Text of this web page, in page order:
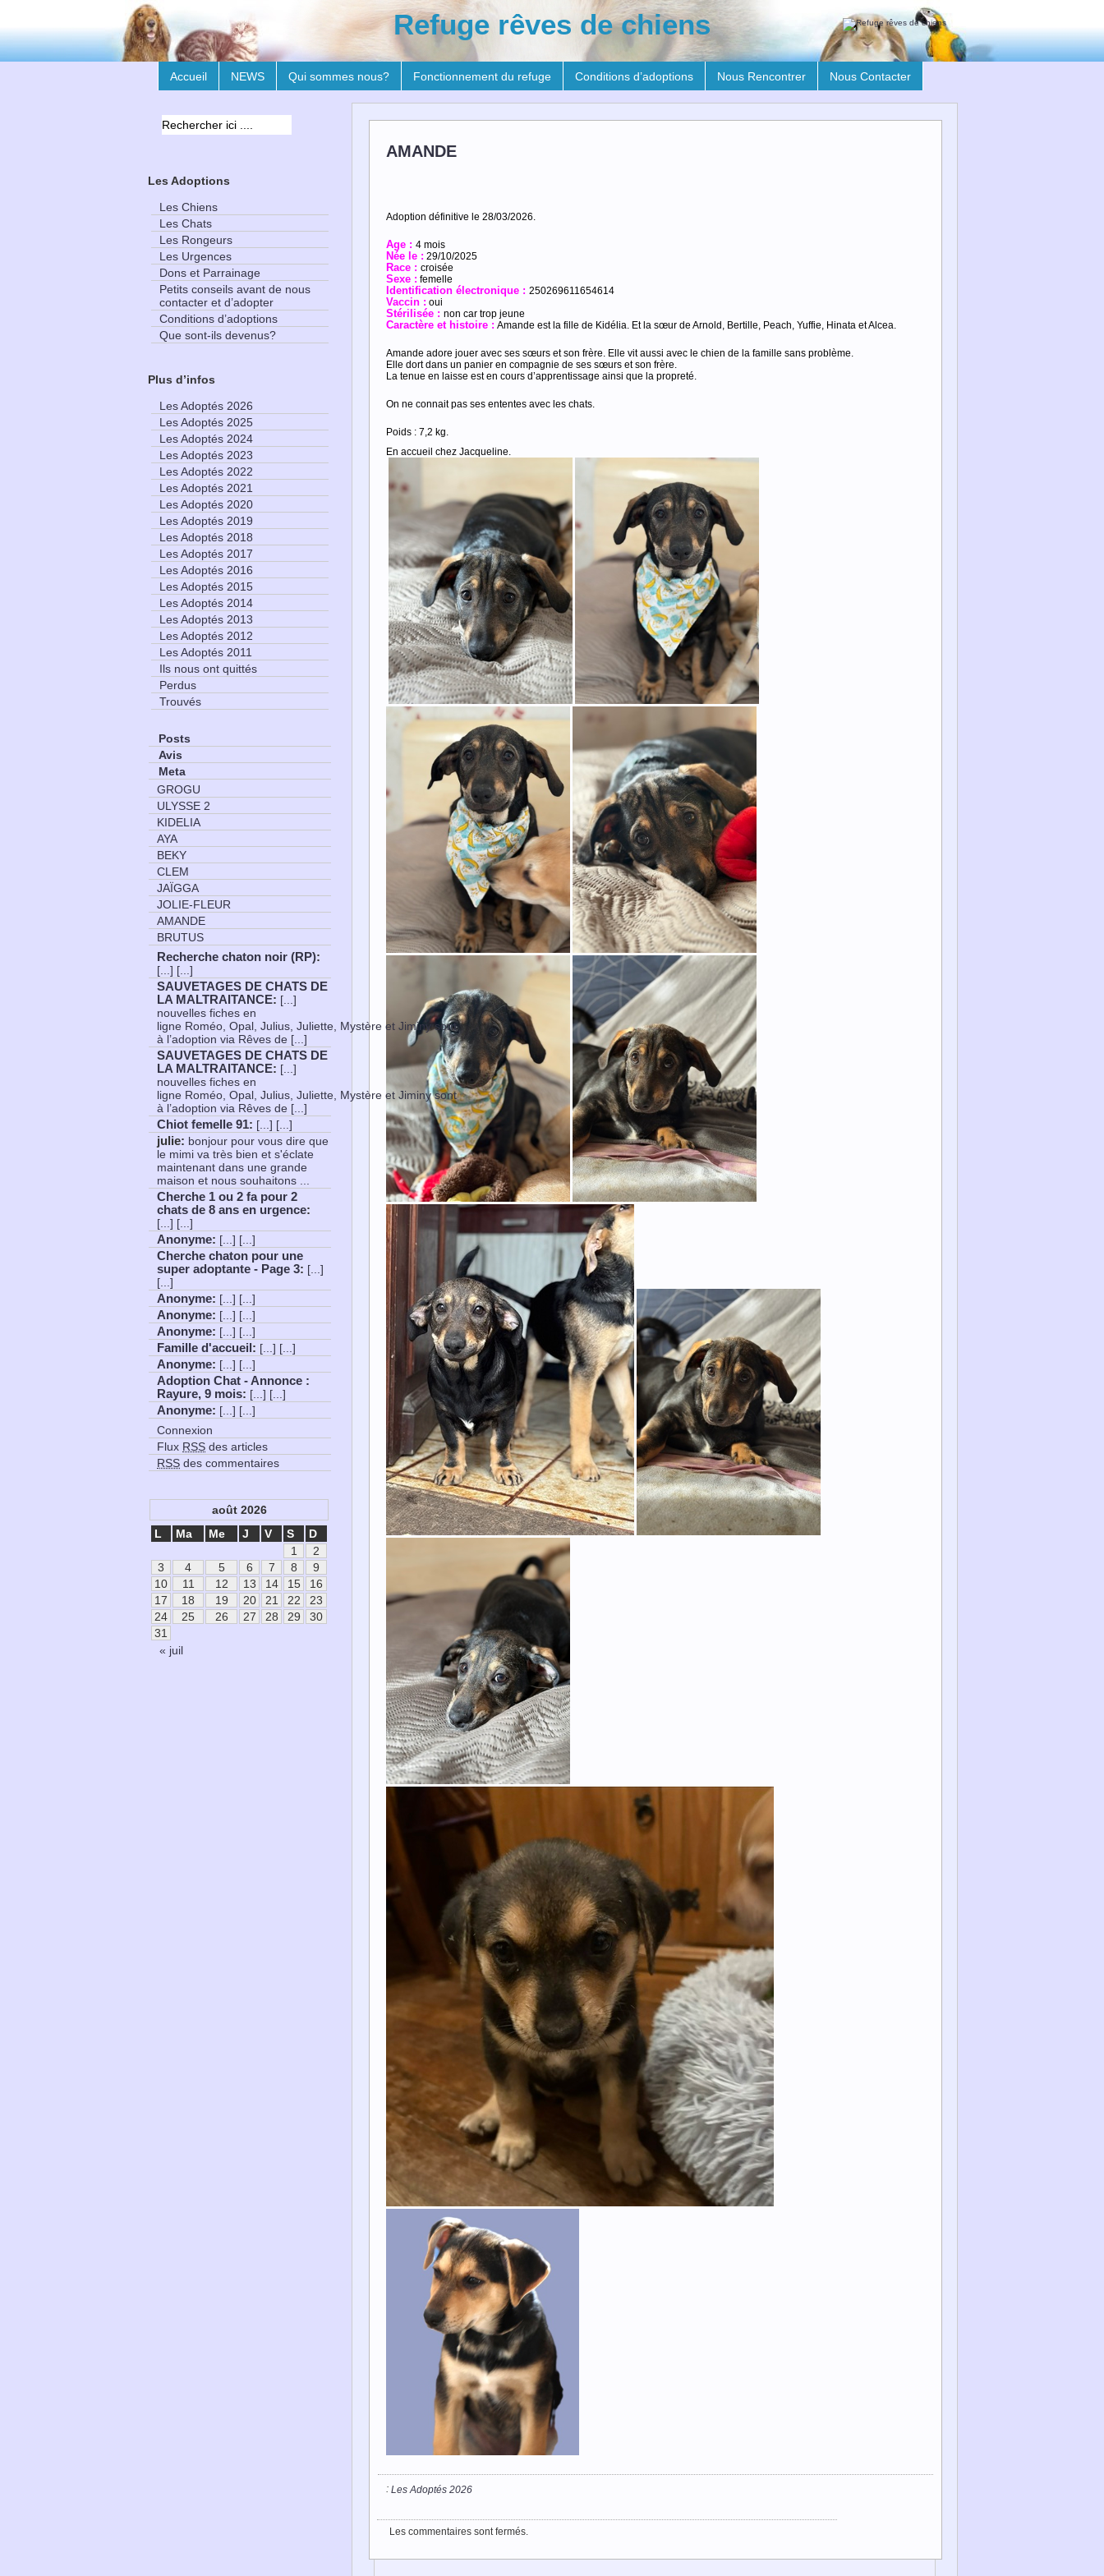
Refuge rêves de chiens
Accueil NEWS Qui sommes nous? Fonctionnement du refuge Conditions d’adoptions Nous Rencontrer Nous Contacter
AMANDE
Adoption définitive le 28/03/2026.
Age : 4 mois
Née le : 29/10/2025
Race : croisée
Sexe : femelle
Identification électronique : 250269611654614
Vaccin : oui
Stérilisée : non car trop jeune
Caractère et histoire : Amande est la fille de Kidélia. Et la sœur de Arnold, Bertille, Peach, Yuffie, Hinata et Alcea.
Amande adore jouer avec ses sœurs et son frère. Elle vit aussi avec le chien de la famille sans problème.
Elle dort dans un panier en compagnie de ses sœurs et son frère.
La tenue en laisse est en cours d’apprentissage ainsi que la propreté.
On ne connait pas ses ententes avec les chats.
Poids : 7,2 kg.
En accueil chez Jacqueline.
: Les Adoptés 2026
Les commentaires sont fermés.
Les Adoptions
Les Chiens
Les Chats
Les Rongeurs
Les Urgences
Dons et Parrainage
Petits conseils avant de nous
contacter et d’adopter
Conditions d’adoptions
Que sont-ils devenus?
Plus d’infos
Les Adoptés 2026
Les Adoptés 2025
Les Adoptés 2024
Les Adoptés 2023
Les Adoptés 2022
Les Adoptés 2021
Les Adoptés 2020
Les Adoptés 2019
Les Adoptés 2018
Les Adoptés 2017
Les Adoptés 2016
Les Adoptés 2015
Les Adoptés 2014
Les Adoptés 2013
Les Adoptés 2012
Les Adoptés 2011
Ils nous ont quittés
Perdus
Trouvés
Posts
Avis
Meta
GROGU
ULYSSE 2
KIDELIA
AYA
BEKY
CLEM
JAÏGGA
JOLIE-FLEUR
AMANDE
BRUTUS
Recherche chaton noir (RP):
[...] [...]
SAUVETAGES DE CHATS DE
LA MALTRAITANCE: [...]
nouvelles fiches en
ligne Roméo, Opal, Julius, Juliette, Mystère et Jiminy sont
à l’adoption via Rêves de [...]
SAUVETAGES DE CHATS DE
LA MALTRAITANCE: [...]
nouvelles fiches en
ligne Roméo, Opal, Julius, Juliette, Mystère et Jiminy sont
à l’adoption via Rêves de [...]
Chiot femelle 91: [...] [...]
julie: bonjour pour vous dire que
le mimi va très bien et s'éclate
maintenant dans une grande
maison et nous souhaitons ...
Cherche 1 ou 2 fa pour 2
chats de 8 ans en urgence:
[...] [...]
Anonyme: [...] [...]
Cherche chaton pour une
super adoptante - Page 3: [...]
[...]
Anonyme: [...] [...]
Anonyme: [...] [...]
Anonyme: [...] [...]
Famille d'accueil : [...] [...]
Anonyme: [...] [...]
Adoption Chat - Annonce :
Rayure, 9 mois: [...] [...]
Anonyme: [...] [...]
Connexion
Flux RSS des articles
RSS des commentaires
août 2026
L
Ma Me J V S D
« juil
1
2
3
4 5 6 7 8
9
10
11 12 13 14 15
16
17
18 19 20 21 22
23
24
25 26 27 28 29
30
31